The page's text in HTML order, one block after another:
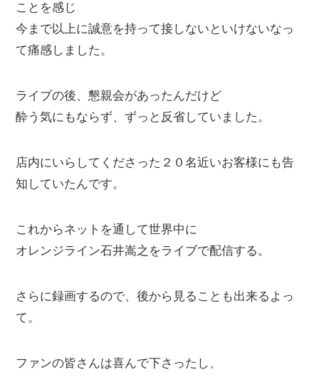
ことを感じ
今まで以上に誠意を持って接しないといけないなっ
て痛感しました。
ライブの後、懇親会があったんだけど
酔う気にもならず、ずっと反省していました。
店内にいらしてくださった２０名近いお客様にも告
知していたんです。
これからネットを通して世界中に
オレンジライン石井嵩之をライブで配信する。
さらに録画するので、後から見ることも出来るよっ
て。
ファンの皆さんは喜んで下さったし、